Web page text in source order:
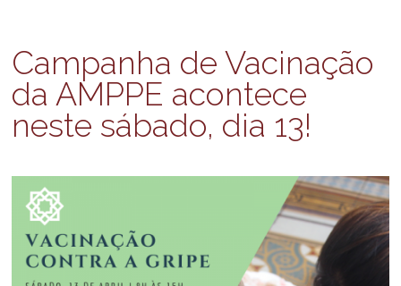
Campanha de Vacinação
da AMPPE acontece
neste sábado, dia 13!